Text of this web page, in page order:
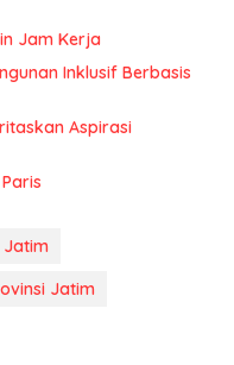
Jam Kerja
Inklusif Berbasis
Aspirasi
Jatim
Jatim